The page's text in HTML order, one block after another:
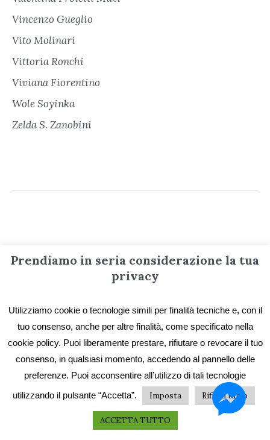
Vincenzo Gueglio
Vito Molinari
Vittoria Ronchi
Viviana Fiorentino
Wole Soyinka
Zelda S. Zanobini
Informazioni
Privacy e Cookie
Codice etico
I primi vent’anni
Collane e catalogo storico
Prendiamo in seria considerazione la tua
privacy
Utilizziamo cookie o tecnologie simili per finalità tecniche e, con il
tuo consenso, anche per altre finalità, come specificato nella
cookie policy. Puoi liberamente prestare, rifiutare o revocare il tuo
consenso, in qualsiasi momento, accedendo al pannello delle
preferenze. Puoi acconsentire all’utilizzo di tali tecnologie
utilizzando il pulsante “Accetta”.
Imposta Rifiuta tutto
ACCETTA TUTTO